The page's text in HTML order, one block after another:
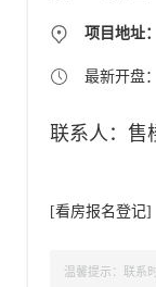
项目地址
最新开盘：
联系人：售
[看房报名登记]
温馨提示：联系